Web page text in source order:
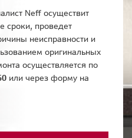
Neff осуществит
сроки, проведет
неисправности и
оригинальных
осуществляется по
или через форму на